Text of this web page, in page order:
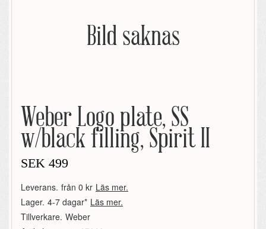
Bild saknas
Weber Logo plate, SS
w/black filling, Spirit II
SEK 499
Leverans. från 0 kr Läs mer.
Lager. 4-7 dagar* Läs mer.
Tillverkare. Weber